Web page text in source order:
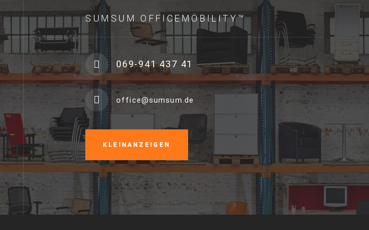
SUMSUM OFFICEMÖBILITY™
069-941 437 41
office@sumsum.de
KLEINANZEIGEN